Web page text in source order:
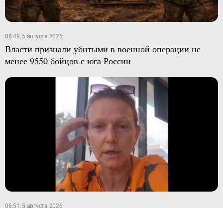
08:49, 5 августа 2026
Власти признали убитыми в военной операции не
менее 9550 бойцов с юга России
06:51, 5 августа 2026